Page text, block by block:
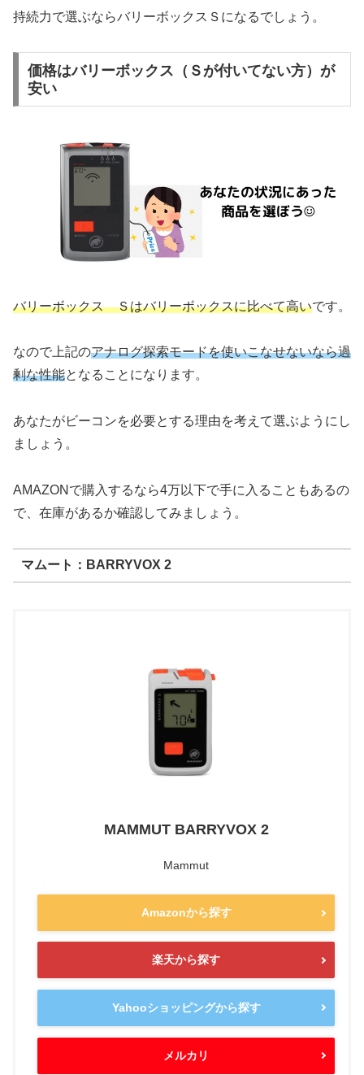
持続力で選ぶならバリーボックスＳになるでしょう。
価格はバリーボックス（Ｓが付いてない方）が
安い
バリーボックス Ｓはバリーボックスに比べて高いです。
なので上記のアナログ探索モードを使いこなせないなら過
剰な性能となることになります。
あなたがビーコンを必要とする理由を考えて選ぶようにし
ましょう。
AMAZONで購入するなら4万以下で手に入ることもあるの
で、在庫があるか確認してみましょう。
マムート：BARRYVOX 2
MAMMUT BARRYVOX 2
Mammut
Amazonから探す
楽天から探す
Yahooショッピングから探す
メルカリ